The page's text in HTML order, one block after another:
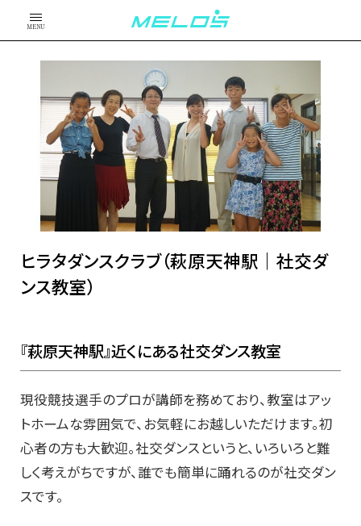
MENU
ヒラタダンスクラブ（萩原天神駅｜社交ダ
ンス教室）
『萩原天神駅』近くにある社交ダンス教室
現役競技選手のプロが講師を務めており、教室はアッ
トホームな雰囲気で、お気軽にお越しいただけます。初
心者の方も大歓迎。社交ダンスというと、いろいろと難
しく考えがちですが、誰でも簡単に踊れるのが社交ダン
スです。